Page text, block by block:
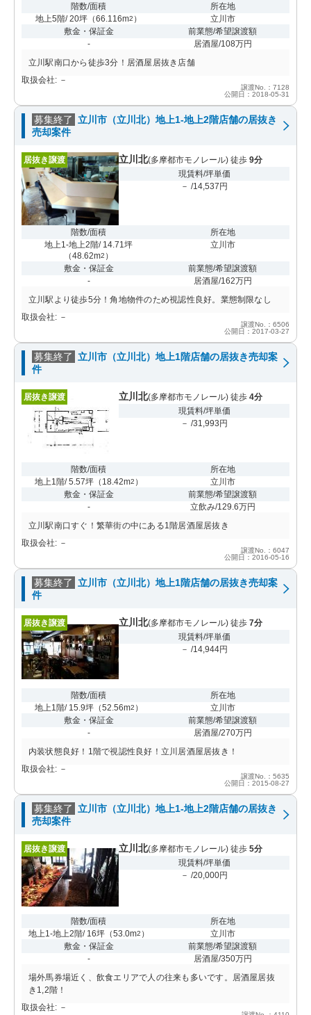
階数/面積
地上5階/ 20坪 （66.116m2 ）
所在地
立川市
敷金・保証金
-
前業態/希望譲渡額
居酒屋/108万円
立川駅南口から徒歩3分！居酒屋居抜き店舗
取扱会社: －
譲渡No.：7128
公開日：2018-05-31
募集終了 立川市（立川北）地上1-地上2階店舗の居抜き
売却案件
居抜き譲渡 立川北(多摩都市モノレール) 徒歩 9分
現賃料/坪単価
－ /14,537円
階数/面積
地上1-地上2階/ 14.71坪
（48.62m2 ）
所在地
立川市
敷金・保証金
-
前業態/希望譲渡額
居酒屋/162万円
立川駅より徒歩5分！角地物件のため視認性良好。業態制限なし
取扱会社: －
譲渡No.：6506
公開日：2017-03-27
募集終了 立川市（立川北）地上1階店舗の居抜き売却案
件
居抜き譲渡 立川北(多摩都市モノレール) 徒歩 4分
現賃料/坪単価
－ /31,993円
階数/面積
地上1階/ 5.57坪（ 18.42m2 ）
所在地
立川市
敷金・保証金
-
前業態/希望譲渡額
立飲み/129.6万円
立川駅南口すぐ！繁華街の中にある1階居酒屋居抜き
取扱会社: －
譲渡No.：6047
公開日：2016-05-16
募集終了 立川市（立川北）地上1階店舗の居抜き売却案
件
居抜き譲渡 立川北(多摩都市モノレール) 徒歩 7分
現賃料/坪単価
－ /14,944円
階数/面積
地上1階/ 15.9坪（52.56m2 ）
所在地
立川市
敷金・保証金
-
前業態/希望譲渡額
居酒屋/270万円
内装状態良好！1階で視認性良好！立川居酒屋居抜き！
取扱会社: －
譲渡No.：5635
公開日：2015-08-27
募集終了 立川市（立川北）地上1-地上2階店舗の居抜き
売却案件
居抜き譲渡 立川北(多摩都市モノレール) 徒歩 5分
現賃料/坪単価
－ /20,000円
階数/面積
地上1-地上2階/ 16坪（53.0m2 ）
所在地
立川市
敷金・保証金
-
前業態/希望譲渡額
居酒屋/350万円
場外馬券場近く、飲食エリアで人の往来も多いです。居酒屋居抜
き1,2階！
取扱会社: －